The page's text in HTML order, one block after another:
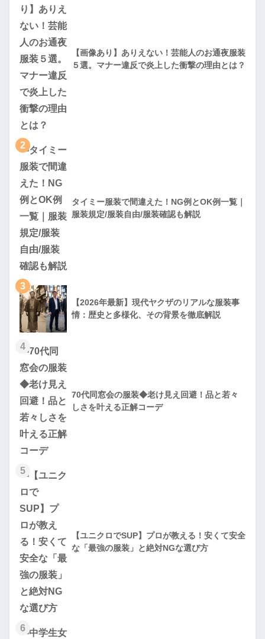
【画像あり】ありえない！芸能人のお通夜服装
５選。マナー違反で炎上した衝撃の理由とは？
2
タイミー服装で間違えた！NG例とOK例一覧｜
服装規定/服装自由/服装確認も解説
3
【2026年最新】現代ヤクザのリアルな服装事
情：歴史と多様化、その背景を徹底解説
4
70代同窓会の服装◆老け見え回避！品と若々
しさを叶える正解コーデ
5
【ユニクロでSUP】プロが教える！安くて安全
な「最強の服装」と絶対NGな選び方
6